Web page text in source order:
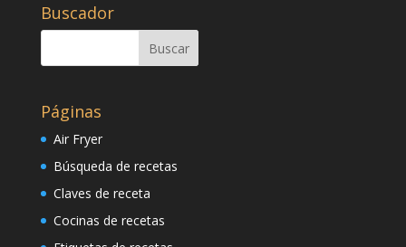
Buscador
Páginas
Air Fryer
Búsqueda de recetas
Claves de receta
Cocinas de recetas